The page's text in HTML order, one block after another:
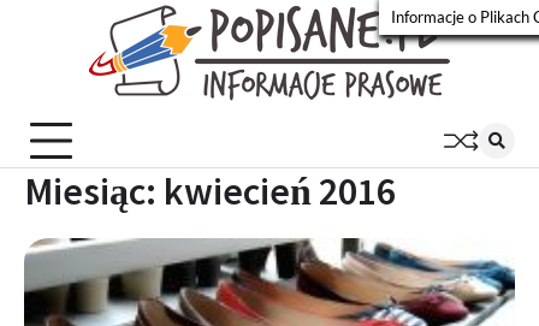
Miesiąc: kwiecień 2016
Informacje o Plikach